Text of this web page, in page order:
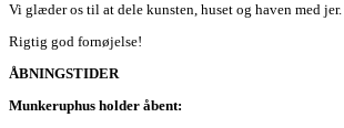
Vi glæder os til at dele kunsten, huset og haven med jer.
Rigtig god fornøjelse!
ÅBNINGSTIDER
Munkeruphus holder åbent: